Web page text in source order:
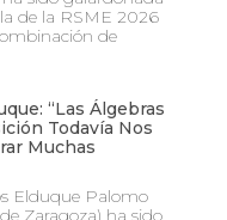
de la RSME 2026
de
“Las Álgebras
Todavía Nos
Muchas
Elduque Palomo
Zaragoza) ha sido